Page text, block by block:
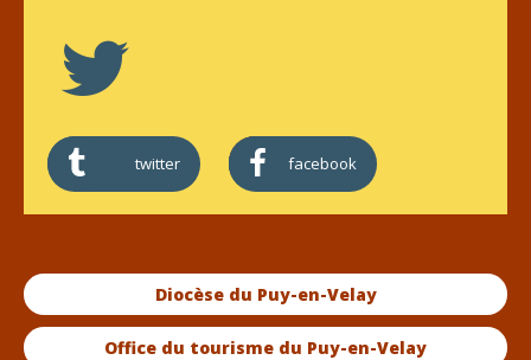
twitter facebook
Diocèse du Puy-en-Velay
Office du tourisme du Puy-en-Velay